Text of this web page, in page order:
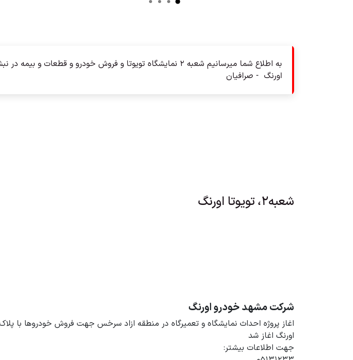
به اطلاع شما میرسانیم شعبه ۲ نمایشگاه تویوتا و فروش خودرو و قطعات و بیمه در نبش فلسطین ۲ به زودی افتتاح میشود.
اورنگ - صرافیان
شعبه2، تویوتا اورنگ
شرکت مشهد خودرو اورنگ
اورنگ اغاز شد
جهت اطلاعات بیشتر: